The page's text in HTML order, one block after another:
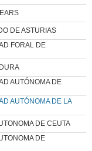
DE ASTURIAS
FORAL DE
AUTÓNOMA DE
AUTÓNOMA DE LA
DE CEUTA
DE